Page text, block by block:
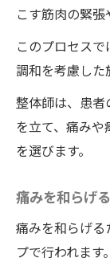
ワイ
坐骨
ワイ
的な
地よい施
心地
とその
こす筋肉の緊張
このプロセス
調和を考慮した
整体師は、患
を立て、痛み
を選びます。
痛みを和らげ
痛みを和らげ
プで行われます。